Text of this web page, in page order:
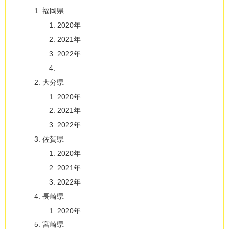
福岡県
2020年
2021年
2022年
大分県
2020年
2021年
2022年
佐賀県
2020年
2021年
2022年
長崎県
2020年
宮崎県